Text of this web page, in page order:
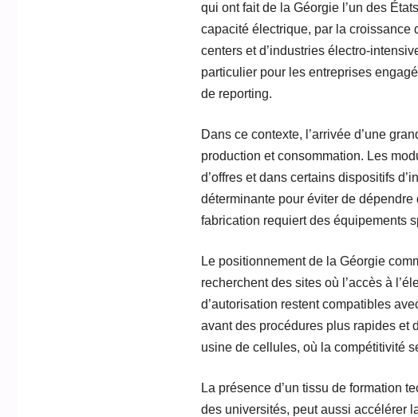
qui ont fait de la Géorgie l’un des
capacité électrique, par la croissance
centers et d’industries électro-
particulier pour les entreprises
de reporting.
Dans ce contexte, l’arrivée d’une
production et consommation. Les
d’offres et dans certains dispositifs
déterminante pour éviter de
fabrication requiert des équipements
Le positionnement de la Géorgie
recherchent des sites où l’accès à
d’autorisation restent compatibles
avant des procédures plus rapides et
usine de cellules, où la compétitivité
La présence d’un tissu de formation
des universités, peut aussi accélérer